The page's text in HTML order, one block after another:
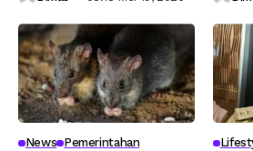
News Pemerintahan